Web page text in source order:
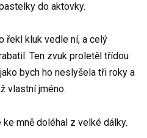
do aktovky.
řekl kluk vedle ní, a celý
Ten zvuk proletěl třídou
bych ho neslyšela tři roky a
vlastní jméno.
ke mně doléhal z velké dálky.